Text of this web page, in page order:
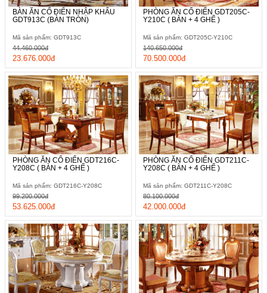
BÀN ĂN CỔ ĐIỂN NHẬP KHẨU
GDT913C (BÀN TRÒN)
Mã sản phẩm: GDT913C
23.676.000đ
44.460.000đ
PHÒNG ĂN CỔ ĐIỂN GDT205C-
Y210C ( BÀN + 4 GHẾ )
Mã sản phẩm: GDT205C-Y210C
70.500.000đ
140.650.000đ
PHÒNG ĂN CỔ ĐIỂN GDT216C-
Y208C ( BÀN + 4 GHẾ )
Mã sản phẩm: GDT216C-Y208C
53.625.000đ
99.200.000đ
PHÒNG ĂN CỔ ĐIỂN GDT211C-
Y208C ( BÀN + 4 GHẾ )
Mã sản phẩm: GDT211C-Y208C
42.000.000đ
80.100.000đ